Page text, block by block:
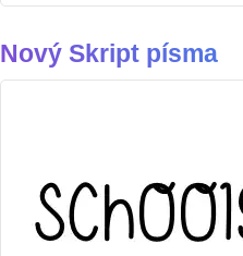
Nový Skript písma